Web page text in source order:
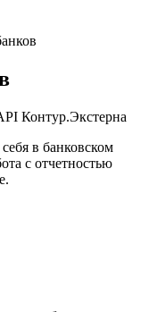
в банковском
с отчетностью